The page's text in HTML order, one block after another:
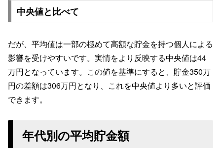
中央値と比べて
だが、平均値は一部の極めて高額な貯金を持つ個人による
影響を受けやすいです。実情をより反映する中央値は44
万円となっています。この値を基準にすると、貯金350万
円の差額は306万円となり、これを中央値より多いと評価
できます。
年代別の平均貯金額